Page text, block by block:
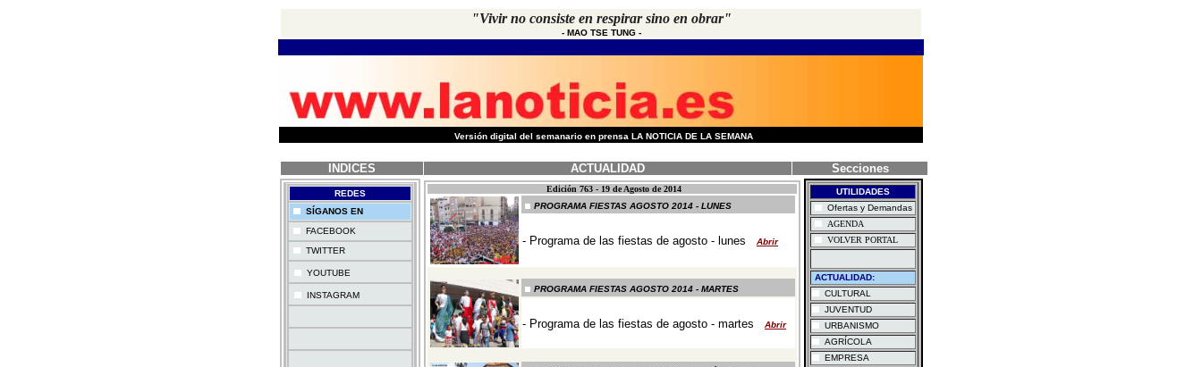
"Vivir no consiste en respirar sino en obrar"
- MAO TSE TUNG-
Versión digital del semanario en prensa LA NOTICIA DE LA SEMANA
INDICES ACTUALIDAD Secciones